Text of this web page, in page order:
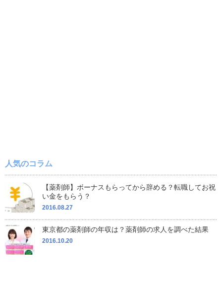
人気のコラム
【薬剤師】ボーナスもらってから辞める？転職してお祝
い金をもらう？
2016.08.27
東京都の薬剤師の年収は？薬剤師の求人を調べた結果
2016.10.20